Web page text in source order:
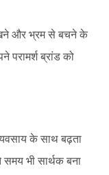
और भ्रम से बचने के
ब्रांड को
के साथ बढ़ता
भी सार्थक बना